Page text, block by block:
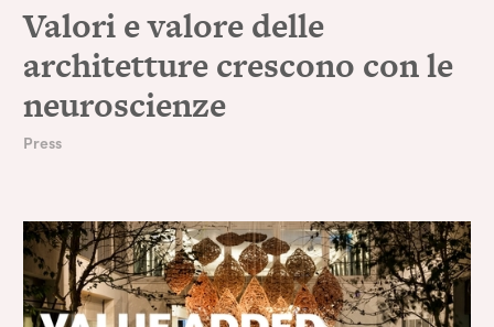
Valori e valore delle
architetture crescono con le
neuroscienze
Press